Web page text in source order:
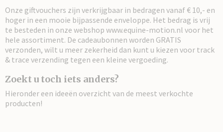
Onze giftvouchers zijn verkrijgbaar in bedragen vanaf € 10,- en
hoger in een mooie bijpassende enveloppe. Het bedrag is vrij
te besteden in onze webshop www.equine-motion.nl voor het
hele assortiment. De cadeaubonnen worden GRATIS
verzonden, wilt u meer zekerheid dan kunt u kiezen voor track
& trace verzending tegen een kleine vergoeding.
Zoekt u toch iets anders?
Hieronder een ideeën overzicht van de meest verkochte
producten!